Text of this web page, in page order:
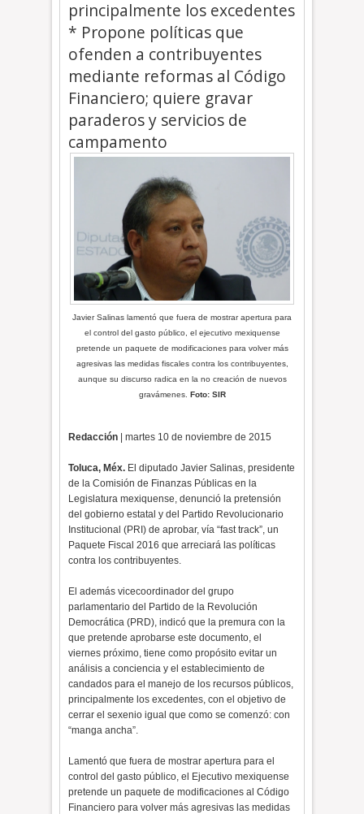
principalmente los excedentes
* Propone políticas que
ofenden a contribuyentes
mediante reformas al Código
Financiero; quiere gravar
paraderos y servicios de
campamento
Javier Salinas lamentó que fuera de mostrar apertura para
el control del gasto público, el ejecutivo mexiquense
pretende un paquete de modificaciones para volver más
agresivas las medidas fiscales contra los contribuyentes,
aunque su discurso radica en la no creación de nuevos
gravámenes. Foto: SIR
Redacción | martes 10 de noviembre de 2015
Toluca, Méx. El diputado Javier Salinas, presidente
de la Comisión de Finanzas Públicas en la
Legislatura mexiquense, denunció la pretensión
del gobierno estatal y del Partido Revolucionario
Institucional (PRI) de aprobar, vía “fast track”, un
Paquete Fiscal 2016 que arreciará las políticas
contra los contribuyentes.
El además vicecoordinador del grupo
parlamentario del Partido de la Revolución
Democrática (PRD), indicó que la premura con la
que pretende aprobarse este documento, el
viernes próximo, tiene como propósito evitar un
análisis a conciencia y el establecimiento de
candados para el manejo de los recursos públicos,
principalmente los excedentes, con el objetivo de
cerrar el sexenio igual que como se comenzó: con
“manga ancha”.
Lamentó que fuera de mostrar apertura para el
control del gasto público, el Ejecutivo mexiquense
pretende un paquete de modificaciones al Código
Financiero para volver más agresivas las medidas